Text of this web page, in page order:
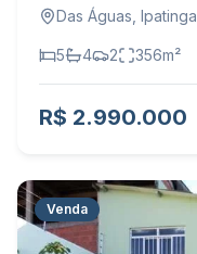
Das Águas Ipatinga
5 4 2 356m²
R$ 2.990.000
Venda